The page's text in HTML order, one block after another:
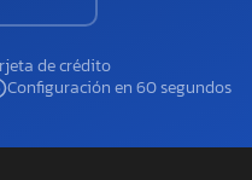
de crédito
Configuración en 60 segundos